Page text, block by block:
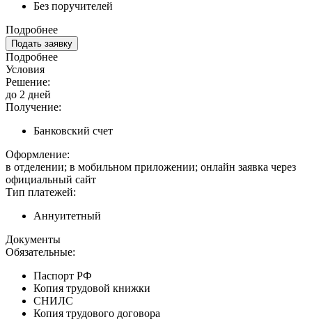
Без поручителей
Подробнее
Подать заявку
Подробнее
Условия
Решение:
до 2 дней
Получение:
Банковский счет
Оформление:
в отделении; в мобильном приложении; онлайн заявка через
официальный сайт
Тип платежей:
Аннуитетный
Документы
Обязательные:
Паспорт РФ
Копия трудовой книжки
СНИЛС
Копия трудового договора